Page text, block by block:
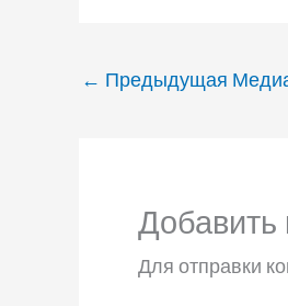
← Предыдущая
Добавить
Для отправки